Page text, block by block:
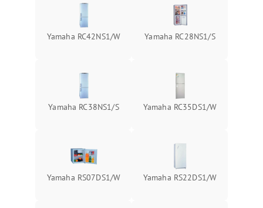
Yamaha RC42NS1/W Yamaha RC28NS1/S
Yamaha RC38NS1/S Yamaha RC35DS1/W
Yamaha RS07DS1/W Yamaha RS22DS1/W